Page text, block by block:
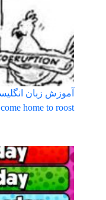
come home to roost